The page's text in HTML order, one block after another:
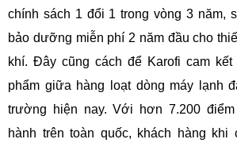
chính sách 1 đổi 1 trong vòng 3 năm,
bảo dưỡng miễn phí 2 năm đầu cho
khí. Đây cũng cách để Karofi cam
phẩm giữa hàng loạt dòng máy lạnh
trường hiện nay. Với hơn 7.200
hành trên toàn quốc, khách hàng khi